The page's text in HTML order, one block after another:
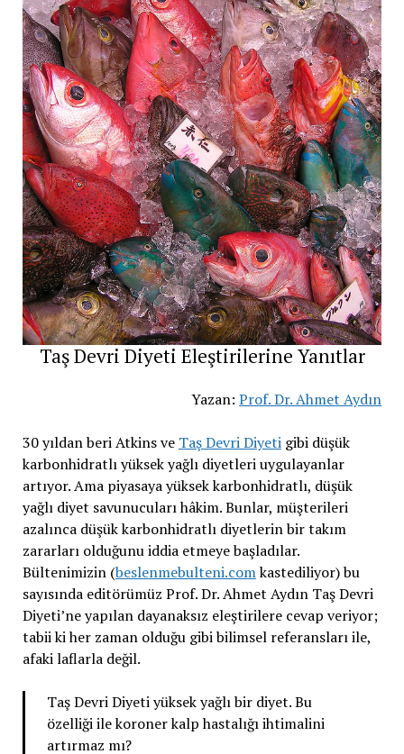
Taş Devri Diyeti Eleştirilerine Yanıtlar
Yazan:Prof. Dr. Ahmet Aydın
30 yıldan beri Atkins ve Taş Devri Diyetigibi düşük
karbonhidratlı yüksek yağlı diyetleri uygulayanlar
artıyor. Ama piyasaya yüksek karbonhidratlı, düşük
yağlı diyet savunucuları hâkim. Bunlar, müşterileri
azalınca düşük karbonhidratlı diyetlerin bir takım
zararları olduğunu iddia etmeye başladılar.
Bültenimizin (beslenmebulteni.comkastediliyor) bu
sayısında editörümüz Prof. Dr. Ahmet Aydın Taş Devri
Diyeti’ne yapılan dayanaksız eleştirilere cevap veriyor;
tabii ki her zaman olduğu gibi bilimsel referansları ile,
afaki laflarla değil.
Taş Devri Diyeti yüksek yağlı bir diyet. Bu
özelliği ile koroner kalp hastalığı ihtimalini
artırmaz mı?